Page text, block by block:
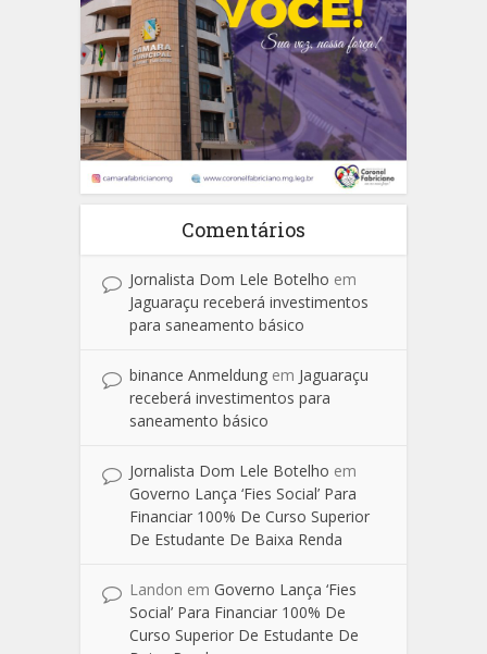
Comentários
Jornalista Dom Lele Botelho em
Jaguaraçu receberá investimentos
para saneamento básico
binance Anmeldung em Jaguaraçu
receberá investimentos para
saneamento básico
Jornalista Dom Lele Botelho em
Governo Lança ‘Fies Social’ Para
Financiar 100% De Curso Superior
De Estudante De Baixa Renda
Landon em Governo Lança ‘Fies
Social’ Para Financiar 100% De
Curso Superior De Estudante De